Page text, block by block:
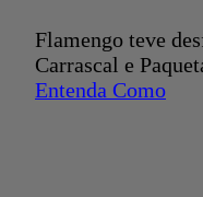
Flamengo teve
Carrascal e
Entenda Como